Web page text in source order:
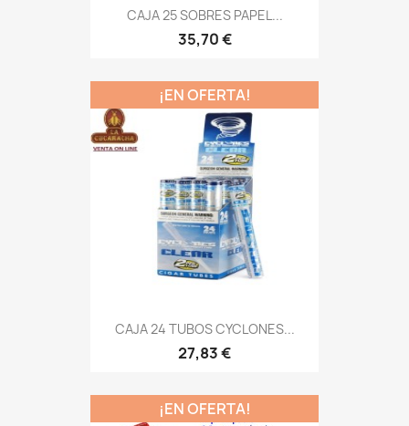
CAJA 25 SOBRES PAPEL...
35,70 €
CAJA 24 TUBOS CYCLONES...
27,83 €
¡EN OFERTA!
¡EN OFERTA!